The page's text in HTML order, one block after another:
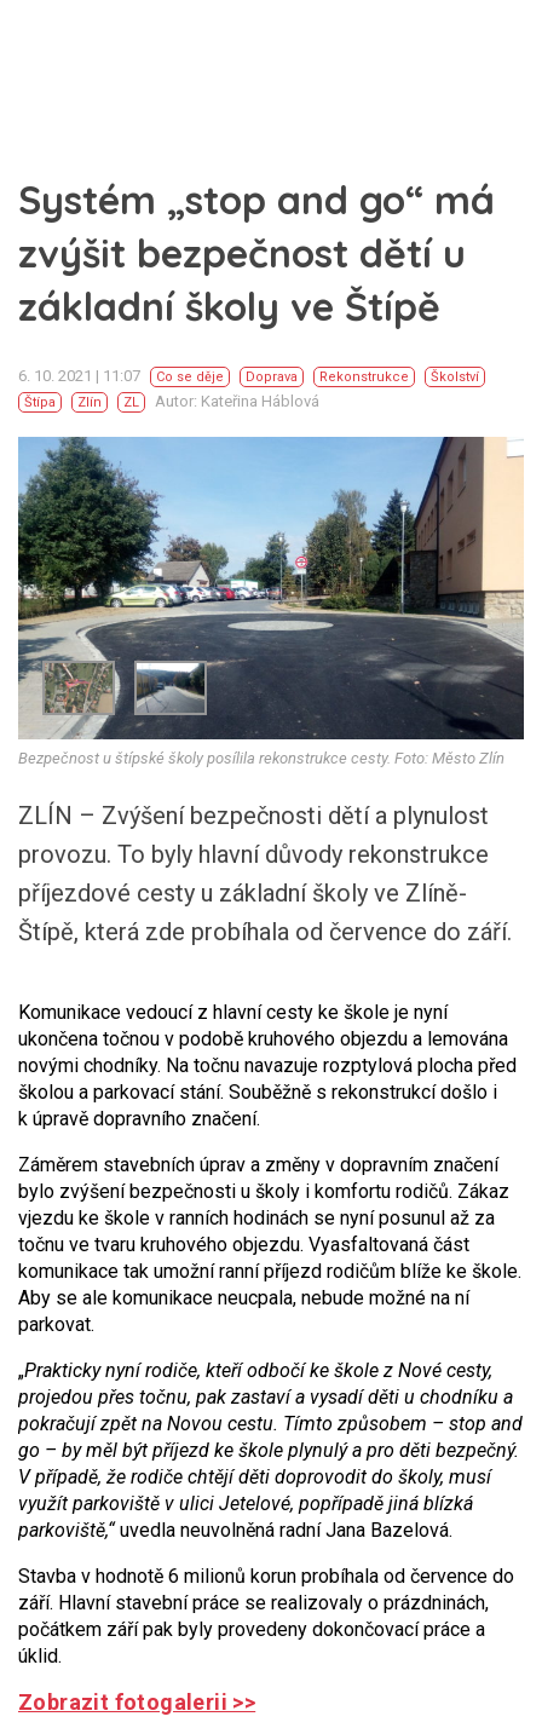
Systém „stop and go“ má
zvýšit bezpečnost dětí u
základní školy ve Štípě
6. 10. 2021 | 11:07 Co se děje Doprava Rekonstrukce
Školství
Štípa
Zlín ZL Autor: Kateřina Háblová
Bezpečnost u štípské školy posílila rekonstrukce cesty. Foto: Město Zlín
ZLÍN – Zvýšení bezpečnosti dětí a plynulost
provozu. To byly hlavní důvody rekonstrukce
příjezdové cesty u základní školy ve Zlíně-
Štípě, která zde probíhala od července do září.
Komunikace vedoucí z hlavní cesty ke škole je nyní
ukončena točnou v podobě kruhového objezdu a lemována
novými chodníky. Na točnu navazuje rozptylová plocha před
školou a parkovací stání. Souběžně s rekonstrukcí došlo i
k úpravě dopravního značení.
Záměrem stavebních úprav a změny v dopravním značení
bylo zvýšení bezpečnosti u školy i komfortu rodičů. Zákaz
vjezdu ke škole v ranních hodinách se nyní posunul až za
točnu ve tvaru kruhového objezdu. Vyasfaltovaná část
komunikace tak umožní ranní příjezd rodičům blíže ke škole.
Aby se ale komunikace neucpala, nebude možné na ní
parkovat.
„Prakticky nyní rodiče, kteří odbočí ke škole z Nové cesty,
projedou přes točnu, pak zastaví a vysadí děti u chodníku a
pokračují zpět na Novou cestu. Tímto způsobem – stop and
go – by měl být příjezd ke škole plynulý a pro děti bezpečný.
V případě, že rodiče chtějí děti doprovodit do školy, musí
využít parkoviště v ulici Jetelové, popřípadě jiná blízká
parkoviště,“uvedla neuvolněná radní Jana Bazelová.
Stavba v hodnotě 6 milionů korun probíhala od července do
září. Hlavní stavební práce se realizovaly o prázdninách,
počátkem září pak byly provedeny dokončovací práce a
úklid.
Zobrazit fotogalerii >>